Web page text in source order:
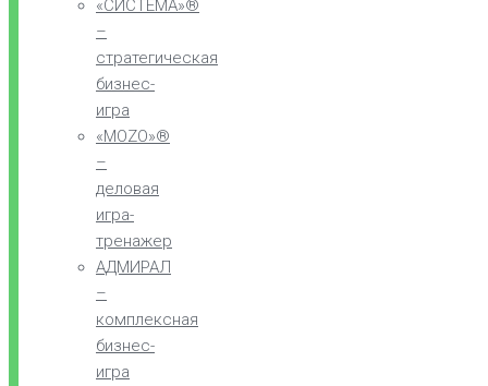
«СИСТЕМА»®
–
стратегическая
бизнес-
игра
«MOZO»®
–
деловая
игра-
тренажер
АДМИРАЛ
–
комплексная
бизнес-
игра